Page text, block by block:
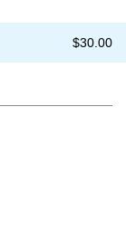
$30.00